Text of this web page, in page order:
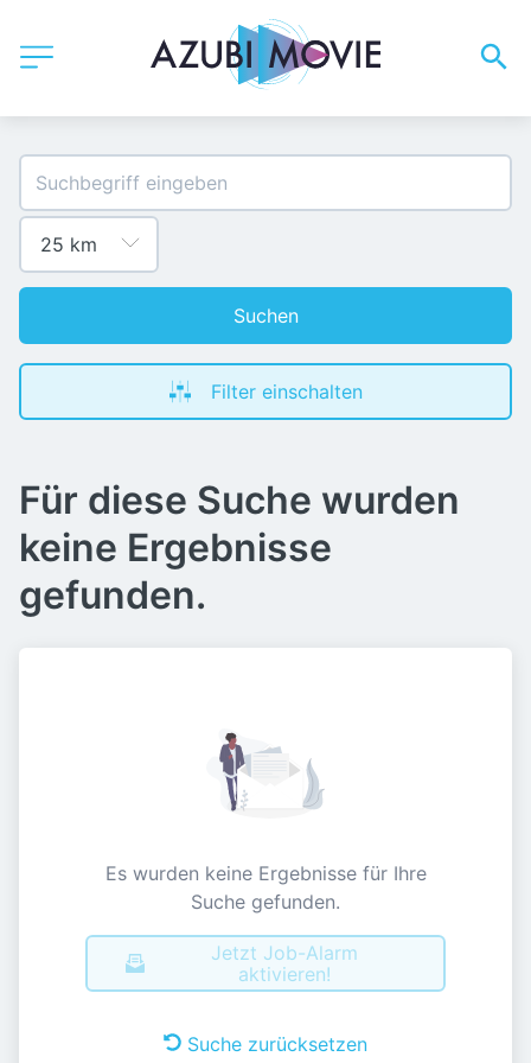
Suchen
Filter einschalten
Für diese Suche wurden
keine Ergebnisse
gefunden.
Es wurden keine Ergebnisse für Ihre
Suche gefunden.
Jetzt Job-Alarm
aktivieren!
Suche zurücksetzen